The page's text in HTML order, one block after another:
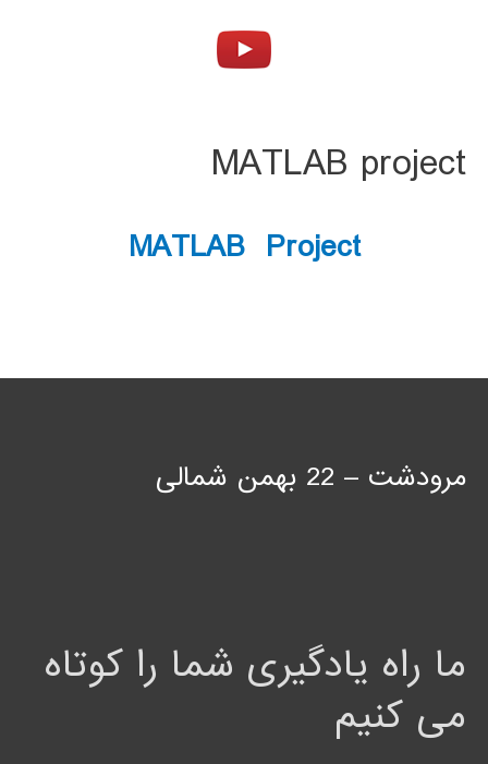
MATLAB project
MATLAB Project
مرودشت – 22 بهمن شمالی
ما راه یادگیری شما را کوتاه
می کنیم